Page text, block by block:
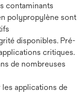
contaminants
polypropylène sont
disponibles. Pré-
critiques.
de nombreuses
applications de